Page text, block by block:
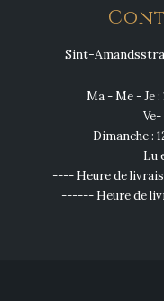
Sint-
Ma - Me - Je :
Ve-
Dimanche :
Lu
---- Heure de
------ Heure de